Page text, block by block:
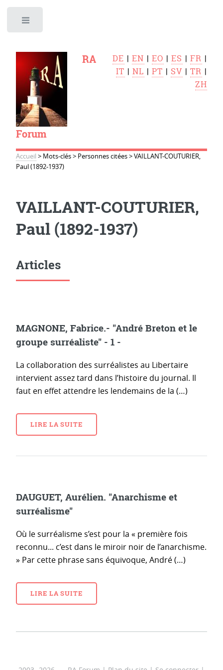
RA
Forum
DE |EN |EO |ES |FR |
IT |NL |PT | SV |TR |
ZH
Accueil > Mots-clés> Personnes citées>VAILLANT-COUTURIER,
Paul (1892-1937)
VAILLANT-COUTURIER,
Paul (1892-1937)
Articles
MAGNONE, Fabrice.- "André Breton et le
groupe surréaliste" - 1 -
La collaboration des surréalistes au Libertaire
intervient assez tard dans l’histoire du journal. Il
faut en effet attendre les lendemains de la (…)
LIRE LA SUITE
DAUGUET, Aurélien. "Anarchisme et
surréalisme"
Où le surréalisme s’est pour la « première fois
reconnu... c’est dans le miroir noir de l’anarchisme.
» Par cette phrase sans équivoque, André (…)
LIRE LA SUITE